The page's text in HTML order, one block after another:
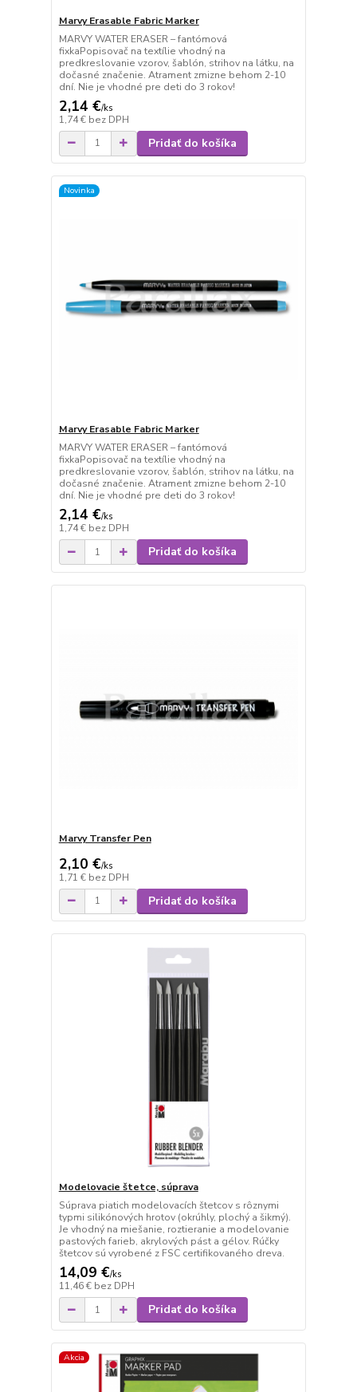
Marvy Erasable Fabric Marker
MARVY WATER ERASER – fantómová
fixkaPopisovač na textílie vhodný na
predkreslovanie vzorov, šablón, strihov na látku, na
dočasné značenie. Atrament zmizne behom 2-10
dní. Nie je vhodné pre deti do 3 rokov!
2,14 €/ks
1,74 € bez DPH
Pridať do košíka
Novinka
Marvy Erasable Fabric Marker
MARVY WATER ERASER – fantómová
fixkaPopisovač na textílie vhodný na
predkreslovanie vzorov, šablón, strihov na látku, na
dočasné značenie. Atrament zmizne behom 2-10
dní. Nie je vhodné pre deti do 3 rokov!
2,14 €/ks
1,74 € bez DPH
Pridať do košíka
Marvy Transfer Pen
2,10 €/ks
1,71 € bez DPH
Pridať do košíka
Modelovacie štetce, súprava
Súprava piatich modelovacích štetcov s rôznymi
typmi silikónových hrotov (okrúhly, plochý a šikmý).
Je vhodný na miešanie, roztieranie a modelovanie
pastových farieb, akrylových pást a gélov. Rúčky
štetcov sú vyrobené z FSC certifikovaného dreva.
14,09 €/ks
11,46 € bez DPH
Pridať do košíka
Akcia